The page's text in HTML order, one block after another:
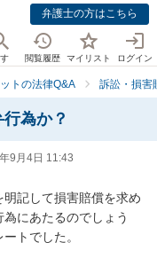
弁護士の方はこちら
閲覧履歴 マイリスト ログイン
トの法律Q&A 訴訟・損害
為か？
9月4日 11:43
記して損害賠償を求め
にあたるのでしょう
トでした。